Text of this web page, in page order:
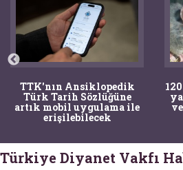
TTK'nın Ansiklopedik
Türk Tarih Sözlüğüne
artık mobil uygulama ile
erişilebilecek
Türkiye Diyanet Vakfı